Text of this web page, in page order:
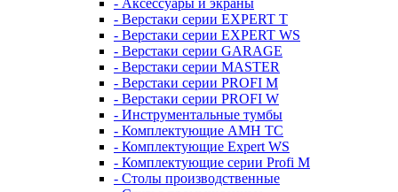
- Верстаки серии EXPERT T
- Верстаки серии EXPERT WS
- Верстаки серии GARAGE
- Верстаки серии MASTER
- Верстаки серии PROFI M
- Верстаки серии PROFI W
- Инструментальные тумбы
- Комплектующие AMH TC
- Комплектующие Expert WS
- Комплектующие серии Profi M
- Столы производственные